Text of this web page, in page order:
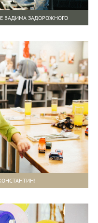
ВАДИМА ЗАДОРОЖНОГО